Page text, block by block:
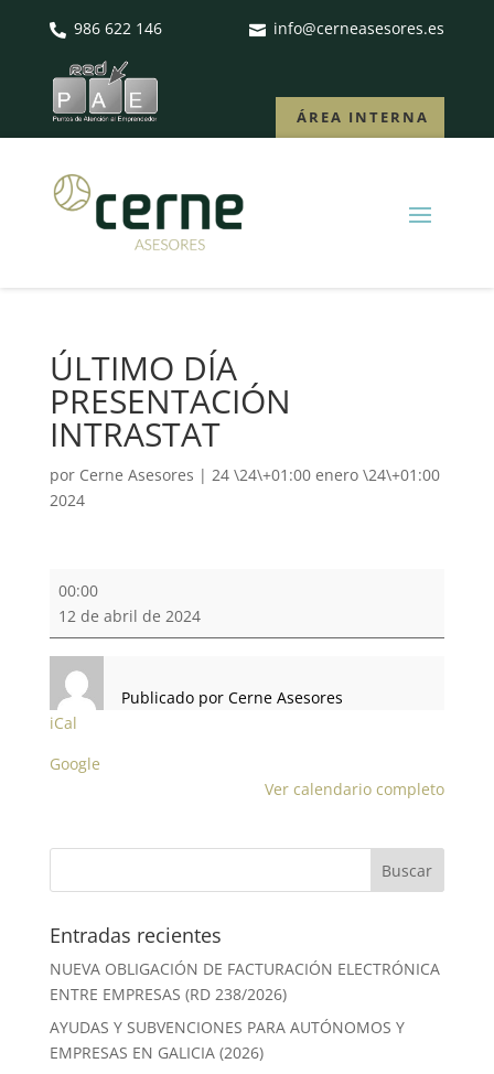
 986 622 146  info@cerneasesores.es
ÁREA INTERNA
ÚLTIMO DÍA
PRESENTACIÓN
INTRASTAT
por Cerne Asesores | 24 \24\+01:00 enero \24\+01:00
2024
ÚLTIMO
DÍA
INTRASTAT
00:00
12 de abril de 2024
Publicado por Cerne Asesores
iCal
Google
Ver calendario completo
Entradas recientes
NUEVA OBLIGACIÓN DE FACTURACIÓN ELECTRÓNICA
ENTRE EMPRESAS (RD 238/2026)
AYUDAS Y SUBVENCIONES PARA AUTÓNOMOS Y
EMPRESAS EN GALICIA (2026)